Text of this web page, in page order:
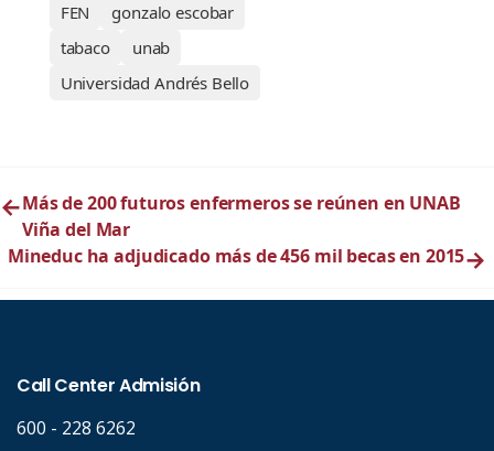
FEN
gonzalo escobar
tabaco
unab
Universidad Andrés Bello
←Más de 200 futuros enfermeros se reúnen en UNAB
Viña del Mar
Mineduc ha adjudicado más de 456 mil becas en 2015→